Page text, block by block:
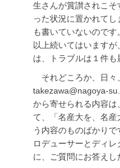
生さんが賞讃されこそ
った状況に置かれて
も書いていないので
以上続いてはいます
は、トラブルは１件も
それどころか、日々
takezawa@nagoya-
から寄せられる内容
て、「名産大を、名
う内容のものばかり
ロデューサーとディ
に、ご質問にお答えし